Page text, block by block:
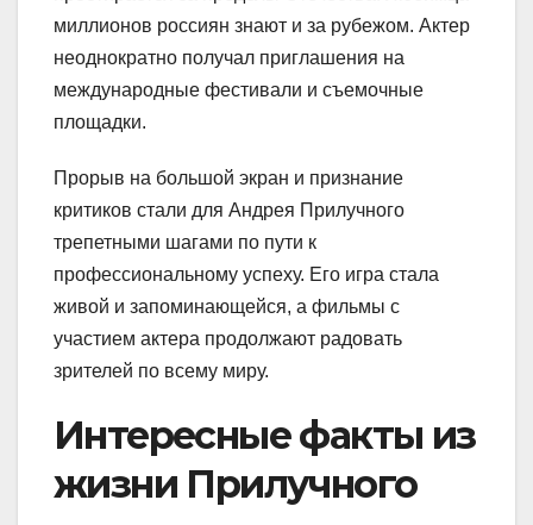
миллионов россиян знают и за рубежом. Актер
неоднократно получал приглашения на
международные фестивали и съемочные
площадки.
Прорыв на большой экран и признание
критиков стали для Андрея Прилучного
трепетными шагами по пути к
профессиональному успеху. Его игра стала
живой и запоминающейся, а фильмы с
участием актера продолжают радовать
зрителей по всему миру.
Интересные факты из
жизни Прилучного